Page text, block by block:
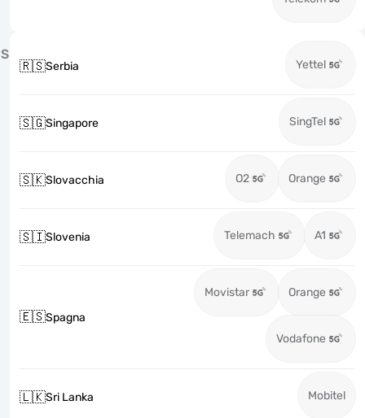
S
🇷🇸Serbia Yettel
🇸🇬Singapore SingTel
🇸🇰Slovacchia O2 Orange
🇸🇮Slovenia Telemach A1
🇪🇸Spagna
Movistar Orange
Vodafone
🇱🇰Sri Lanka Mobitel